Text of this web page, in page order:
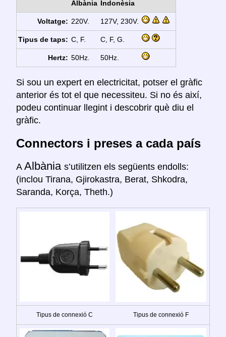
Albània Indonèsia
Voltatge: 220V. 127V, 230V.
Tipus de taps: C, F. C, F, G.
Hertz: 50Hz. 50Hz.
Si sou un expert en electricitat, potser el gràfic
anterior és tot el que necessiteu. Si no és així,
podeu continuar llegint i descobrir què diu el
gràfic.
Connectors i preses a cada país
A Albània s’utilitzen els següents endolls:
(inclou Tirana, Gjirokastra, Berat, Shkodra,
Saranda, Korça, Theth.)
Tipus de connexió C Tipus de connexió F